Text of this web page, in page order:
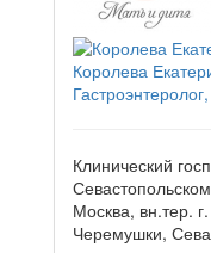
Королева
Клинический
Севастопольском
Москва, вн.тер.
Черемушки,